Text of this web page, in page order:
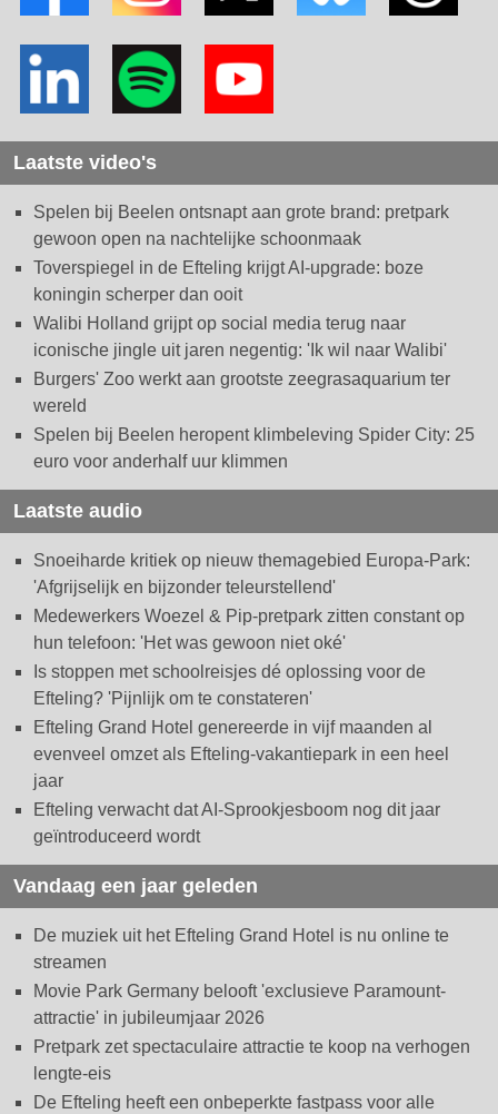
Laatste video's
Spelen bij Beelen ontsnapt aan grote brand: pretpark
gewoon open na nachtelijke schoonmaak
Toverspiegel in de Efteling krijgt AI-upgrade: boze
koningin scherper dan ooit
Walibi Holland grijpt op social media terug naar
iconische jingle uit jaren negentig: 'Ik wil naar Walibi'
Burgers' Zoo werkt aan grootste zeegrasaquarium ter
wereld
Spelen bij Beelen heropent klimbeleving Spider City: 25
euro voor anderhalf uur klimmen
Laatste audio
Snoeiharde kritiek op nieuw themagebied Europa-Park:
'Afgrijselijk en bijzonder teleurstellend'
Medewerkers Woezel & Pip-pretpark zitten constant op
hun telefoon: 'Het was gewoon niet oké'
Is stoppen met schoolreisjes dé oplossing voor de
Efteling? 'Pijnlijk om te constateren'
Efteling Grand Hotel genereerde in vijf maanden al
evenveel omzet als Efteling-vakantiepark in een heel
jaar
Efteling verwacht dat AI-Sprookjesboom nog dit jaar
geïntroduceerd wordt
Vandaag een jaar geleden
De muziek uit het Efteling Grand Hotel is nu online te
streamen
Movie Park Germany belooft 'exclusieve Paramount-
attractie' in jubileumjaar 2026
Pretpark zet spectaculaire attractie te koop na verhogen
lengte-eis
De Efteling heeft een onbeperkte fastpass voor alle